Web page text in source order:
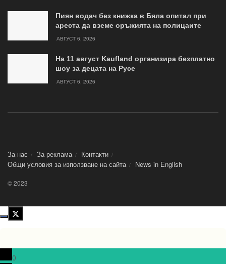
Пиян водач без книжка в Бяла опитал при
ареста да вземе оръжията на полицаите
АВГУСТ 6, 2026
На 11 август Kaufland организира безплатно
шоу за децата на Русе
АВГУСТ 6, 2026
За нас За реклама
Контакти
Общи условия за използване на сайта
News in Еnglish
© 2023
0